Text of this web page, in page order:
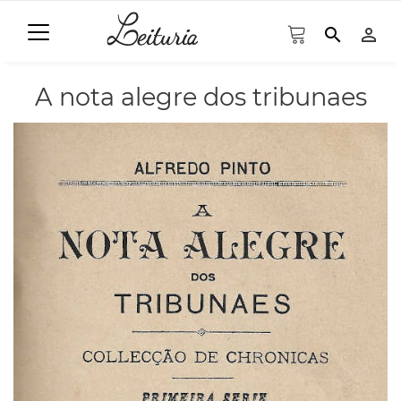
search person_outline
A nota alegre dos tribunaes